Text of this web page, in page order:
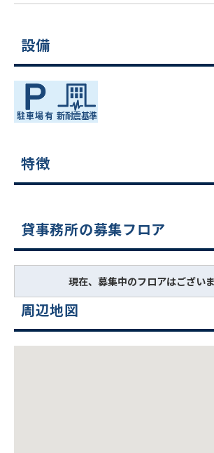
設備
特徴
貸事務所の募集フロア
現在、募集中のフロアはございま
周辺地図